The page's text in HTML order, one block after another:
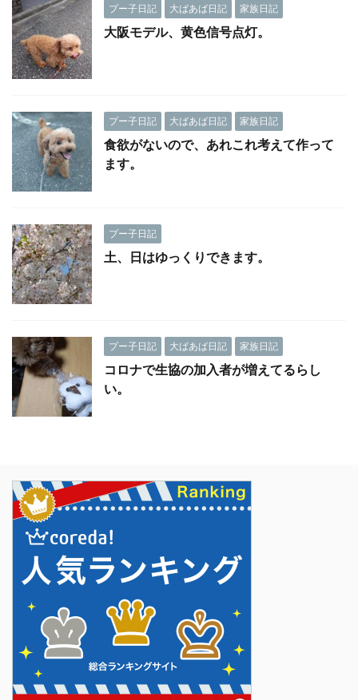
プー子日記 大ばあば日記 家族日記
大阪モデル、黄色信号点灯。
プー子日記 大ばあば日記 家族日記
食欲がないので、あれこれ考えて作って
ます。
プー子日記
土、日はゆっくりできます。
プー子日記 大ばあば日記 家族日記
コロナで生協の加入者が増えてるらし
い。